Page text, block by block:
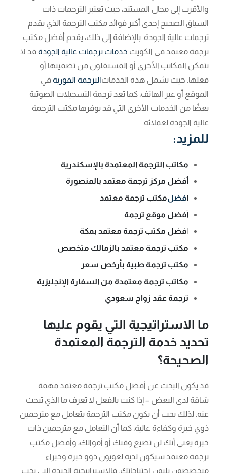
والأقرب إلى مجال المستند، حيث تعتبر الترجمات ذات
السياق الصحيح إحدى أكبر فوائد مكتب الترجمة الذي يقدم
ترجمات عالية الجودة. بالإضافة إلى ذلك، يقدم أفضل مكتب
ترجمة معتمد في الكويت خدمات ترجمات عالية الجودةقد لا
تتمكن المكاتب الأخرى أو المستقلون من تضمينها أو
فعلها. حيث تشمل هذه الخدماتالترجمة الفورية في
الموقع أو عبر الهاتف، كما تعد ترجمة التسجيلات الصوتية
بعضًا من الخدمات الأخرى التي قد يوفرها مكتب الترجمة
عالية الجودة لعملائه.
للمزيد:
مكاتب الترجمة المعتمدة بالإسكندرية
أفضل مركز ترجمة معتمد بالمنصورة
افضلمكتب ترجمة معتمد
أفضل موقع ترجمة
افضل مكتب ترجمة معتمد بمكة
مكتب ترجمة معتمد بالزمالك متخصص
مكتب ترجمة طبية بأرخص سعر
مكاتب ترجمة معتمدة من السفارة الإنجليزية
ترجمة عقد زواج سعودي
ما الاستراتيجية التي يقوم عليها
تحديد خدمة الترجمة المعتمدة
الصحيحة؟
قد يكون البحث عن أفضل مكتب ترجمة معتمد مهمة
شاقة لدى البعض – إذا كنت بالفعل لا تعرف ما الذي تبحث
عنه. لذلك يجب أن يكون مكتب الترجمة يتعامل مع مترجمين
ذوي خبرة وكفاءة عالية، كما أن التعامل مع مترجمين ذات
خبرة يعني أنك لن تضيع وقتك أو أموالك، وأفضل مكتب
ترجمة معتمد سيكون لديه لغويون ذوو خبرة وخبراء
متخصصون يلبون احتياجاتك. فالإستراتيجية الجيدة التي يجب